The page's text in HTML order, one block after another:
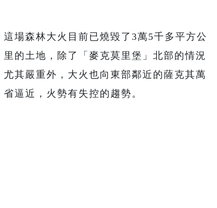
這場森林大火目前已燒毀了3萬5千多平方公
里的土地，除了「麥克莫里堡」北部的情況
尤其嚴重外，大火也向東部鄰近的薩克其萬
省逼近，火勢有失控的趨勢。